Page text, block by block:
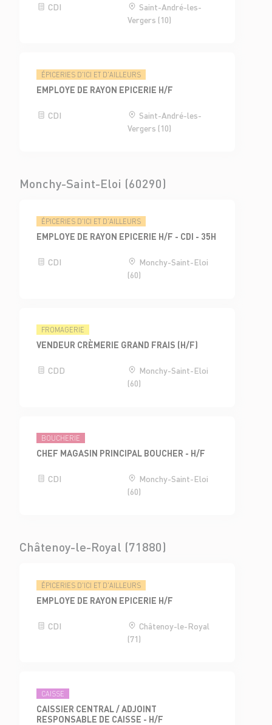
CDI
Saint-André-les-
Vergers (10)
ÉPICERIES D'ICI ET D'AILLEURS
EMPLOYE DE RAYON EPICERIE H/F
CDI
Saint-André-les-
Vergers (10)
Monchy-Saint-Eloi (60290)
ÉPICERIES D'ICI ET D'AILLEURS
EMPLOYE DE RAYON EPICERIE H/F - CDI - 35H
CDI
Monchy-Saint-Eloi
(60)
FROMAGERIE
VENDEUR CRÈMERIE GRAND FRAIS (H/F)
CDD
Monchy-Saint-Eloi
(60)
BOUCHERIE
CHEF MAGASIN PRINCIPAL BOUCHER - H/F
CDI
Monchy-Saint-Eloi
(60)
Châtenoy-le-Royal (71880)
ÉPICERIES D'ICI ET D'AILLEURS
EMPLOYE DE RAYON EPICERIE H/F
CDI
Châtenoy-le-Royal
(71)
CAISSE
CAISSIER CENTRAL / ADJOINT
RESPONSABLE DE CAISSE - H/F